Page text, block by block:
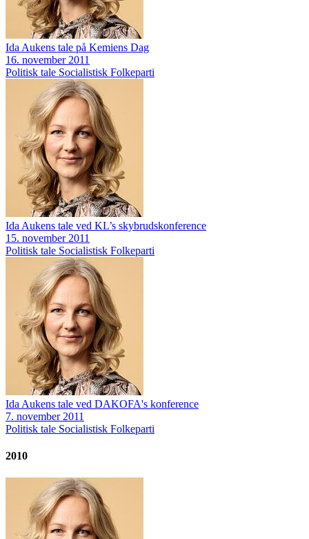
Ida Aukens tale på Kemiens Dag
16. november 2011
Politisk tale Socialistisk Folkeparti
Ida Aukens tale ved KL’s skybrudskonference
15. november 2011
Politisk tale Socialistisk Folkeparti
Ida Aukens tale ved DAKOFA's konference
7. november 2011
Politisk tale Socialistisk Folkeparti
2010